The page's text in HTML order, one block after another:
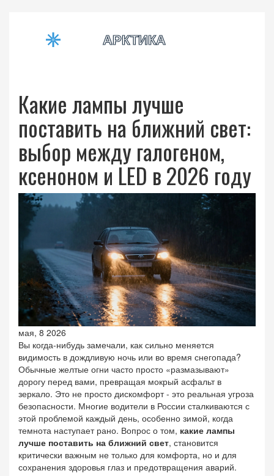
Какие лампы лучше
поставить на ближний свет:
выбор между галогеном,
ксеноном и LED в 2026 году
мая, 8 2026
Вы когда-нибудь замечали, как сильно меняется
видимость в дождливую ночь или во время снегопада?
Обычные желтые огни часто просто «размазывают»
дорогу перед вами, превращая мокрый асфальт в
зеркало. Это не просто дискомфорт - это реальная угроза
безопасности. Многие водители в России сталкиваются с
этой проблемой каждый день, особенно зимой, когда
темнота наступает рано. Вопрос о том, какие лампы
лучше поставить на ближний свет, становится
критически важным не только для комфорта, но и для
сохранения здоровья глаз и предотвращения аварий.